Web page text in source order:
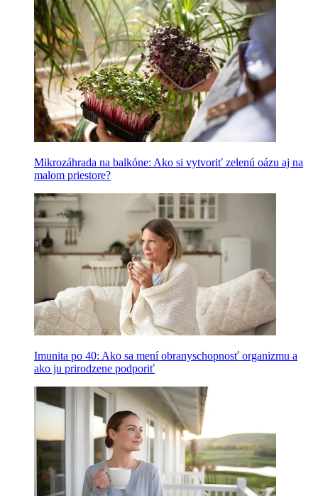
Mikrozáhrada na balkóne: Ako si vytvoriť zelenú oázu aj na
malom priestore?
Imunita po 40: Ako sa mení obranyschopnosť organizmu a
ako ju prirodzene podporiť